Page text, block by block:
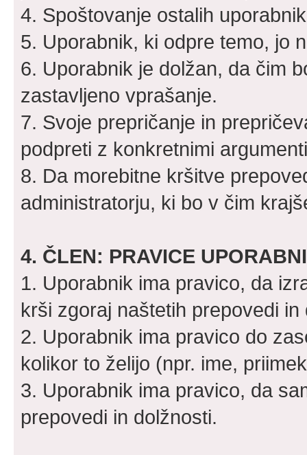
4. Spoštovanje ostalih
5. Uporabnik, ki odpre temo, jo
6. Uporabnik je dolžan, da čim
zastavljeno vprašanje.
7. Svoje prepričanje in
podpreti z konkretnimi
8. Da morebitne kršitve
administratorju, ki bo v čim
4. ČLEN: PRAVICE
1. Uporabnik ima pravico, da
krši zgoraj naštetih prepovedi in
2. Uporabnik ima pravico do
kolikor to želijo (npr. ime,
3. Uporabnik ima pravico, da
prepovedi in dolžnosti.